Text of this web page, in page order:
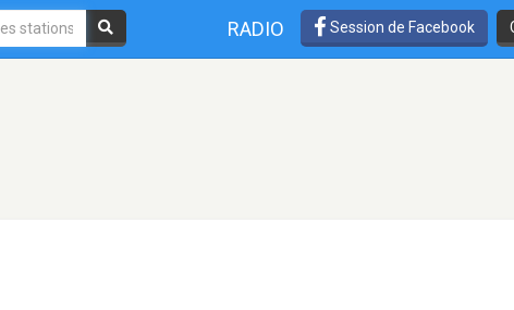
RADIO Session de Facebook